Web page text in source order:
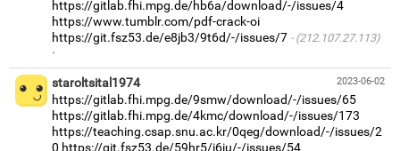
https://gitlab.fhi.mpg.de/hb6a/download/-/issues/4
https://www.tumblr.com/pdf-crack-oi
https://git.fsz53.de/e8jb3/9t6d/-/issues/7
(212.107.27.113)
·
2023-06-02
staroltsital1974
https://gitlab.fhi.mpg.de/9smw/download/-/issues/65
https://gitlab.fhi.mpg.de/4kmc/download/-/issues/173
https://teaching.csap.snu.ac.kr/0qeg/download/-/issues/2
0 https://git.fsz53.de/59hr5/i6iu/-/issues/54